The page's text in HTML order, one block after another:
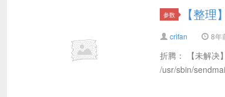
参数 【整
crifan 8年
折腾： 【未解决
/usr/sbin/